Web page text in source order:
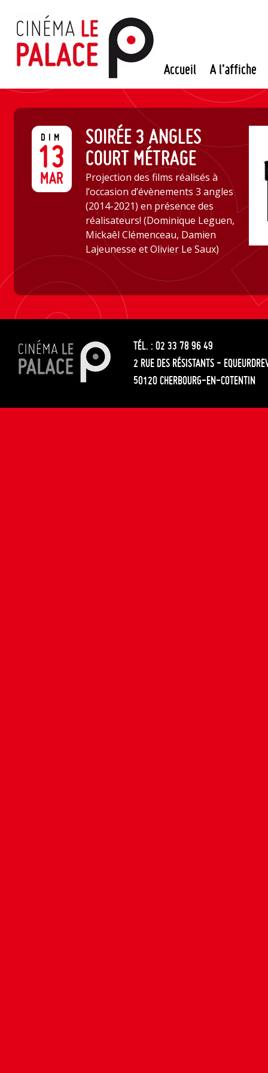
contenu
Accueil A l’affiche
DIM
13
MAR
SOIRÉE 3 ANGLES
COURT MÉTRAGE
Projection des films réalisés à
l’occasion d’évènements 3 angles
(2014-2021) en présence des
réalisateurs! (Dominique Leguen,
Mickaêl Clémenceau, Damien
Lajeunesse et Olivier Le Saux)
TÉL. : 02 33 78 96 49
2 RUE DES RÉSISTANTS -
50120 CHERBOURG-EN-COTENTIN